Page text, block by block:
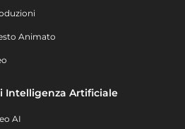
Animato
Intelligenza Artificiale
AI